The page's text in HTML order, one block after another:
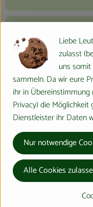
Nährwert-Info
Herkunft
Liebe
zulasst
uns
sammeln. Da wir eure
ihr in Übereinstimmung
Privacy) die
Dienstleister ihr Daten
Nur notwendige
Alle Cookies